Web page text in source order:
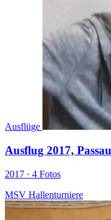
Ausflüge
Ausflug 2017, Passau
2017 · 4 Fotos
MSV Hallenturniere